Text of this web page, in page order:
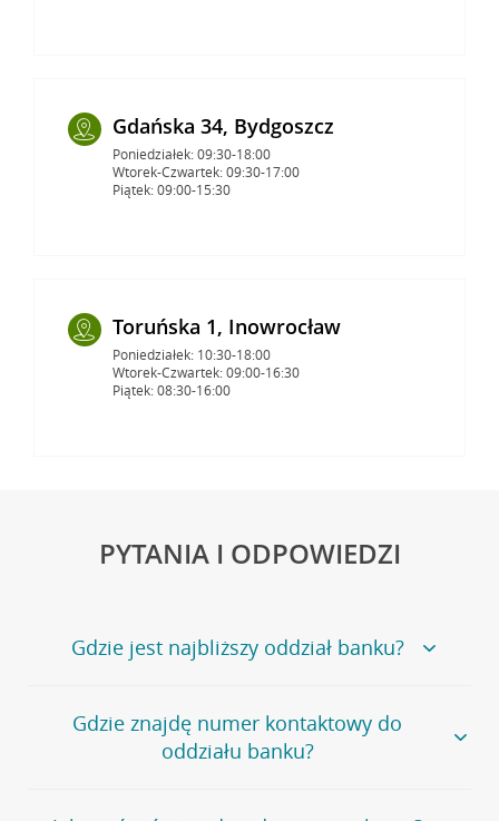
Gdańska 34, Bydgoszcz
Poniedziałek: 09:30-18:00
Wtorek-Czwartek: 09:30-17:00
Piątek: 09:00-15:30
Toruńska 1, Inowrocław
Poniedziałek: 10:30-18:00
Wtorek-Czwartek: 09:00-16:30
Piątek: 08:30-16:00
PYTANIA I ODPOWIEDZI
Gdzie jest najbliższy oddział banku?
Jeśli szukasz oddziału naszego banku, zapraszamy na
stronęPlacówki i bankomaty, na której znajduje się
wygodna wyszukiwarka.
oddziałów
Gdzie znajdę numer kontaktowy do
oddziału banku?
Bank Credit Agricole nie udostępnia ogólnego numeru